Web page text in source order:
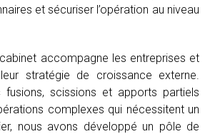
et sécuriser l’opération au niveau
accompagne les entreprises et
stratégie de croissance externe.
fusions, scissions et apports partiels
complexes qui nécessitent un
nous avons développé un pôle de